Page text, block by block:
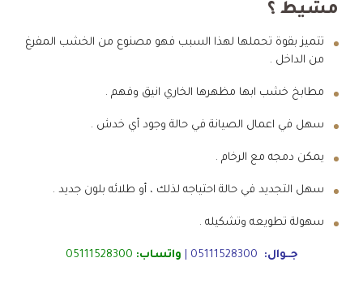
مشيط ؟
تتميز بقوة تحملها لهذا السبب فهو مصنوع من الخشب المفرغ
من الداخل .
مطابخ خشب ابها مظهرها الخاري انيق وفهم .
سهل في اعمال الصيانة في حالة وجود أي خدش .
يمكن دمجه مع الرخام .
سهل التجديد في حالة احتياجه لذلك ، أو طلائه بلون جديد .
سهولة تطويعه وتشكيله .
جــوال: 05111528300 واتساب: 05111528300